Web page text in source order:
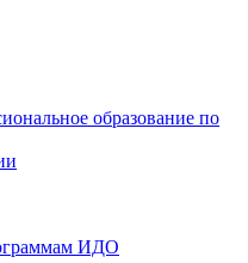
образование по
ИДО